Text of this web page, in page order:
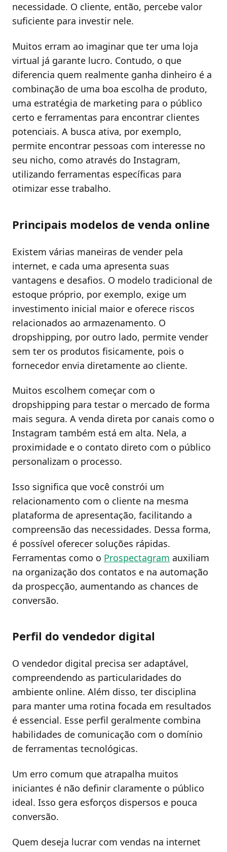
necessidade. O cliente, então, percebe valor
suficiente para investir nele.
Muitos erram ao imaginar que ter uma loja
virtual já garante lucro. Contudo, o que
diferencia quem realmente ganha dinheiro é a
combinação de uma boa escolha de produto,
uma estratégia de marketing para o público
certo e ferramentas para encontrar clientes
potenciais. A busca ativa, por exemplo,
permite encontrar pessoas com interesse no
seu nicho, como através do Instagram,
utilizando ferramentas específicas para
otimizar esse trabalho.
Principais modelos de venda online
Existem várias maneiras de vender pela
internet, e cada uma apresenta suas
vantagens e desafios. O modelo tradicional de
estoque próprio, por exemplo, exige um
investimento inicial maior e oferece riscos
relacionados ao armazenamento. O
dropshipping, por outro lado, permite vender
sem ter os produtos fisicamente, pois o
fornecedor envia diretamente ao cliente.
Muitos escolhem começar com o
dropshipping para testar o mercado de forma
mais segura. A venda direta por canais como o
Instagram também está em alta. Nela, a
proximidade e o contato direto com o público
personalizam o processo.
Isso significa que você constrói um
relacionamento com o cliente na mesma
plataforma de apresentação, facilitando a
compreensão das necessidades. Dessa forma,
é possível oferecer soluções rápidas.
Ferramentas como o Prospectagram auxiliam
na organização dos contatos e na automação
da prospecção, aumentando as chances de
conversão.
Perfil do vendedor digital
O vendedor digital precisa ser adaptável,
compreendendo as particularidades do
ambiente online. Além disso, ter disciplina
para manter uma rotina focada em resultados
é essencial. Esse perfil geralmente combina
habilidades de comunicação com o domínio
de ferramentas tecnológicas.
Um erro comum que atrapalha muitos
iniciantes é não definir claramente o público
ideal. Isso gera esforços dispersos e pouca
conversão.
Quem deseja lucrar com vendas na internet